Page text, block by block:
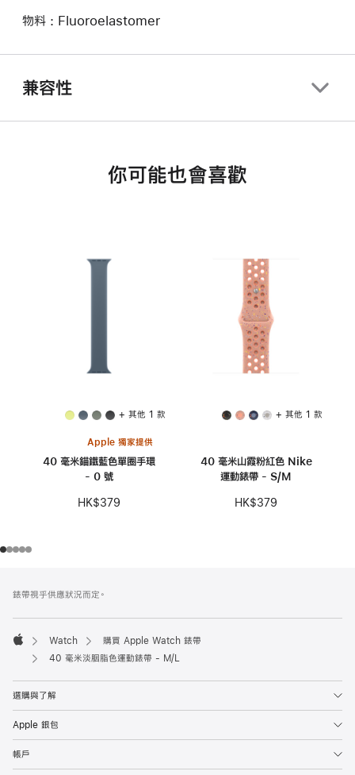
物料 : Fluoroelastomer
兼容性
你可能也會喜歡
+ 其他 1 款
Apple 獨家提供
40 毫米錨鐵藍色單圈手環
- 0 號
HK$379
+ 其他 1 款
40 毫米山霞粉紅色 Nike
運動錶帶 - S/M
HK$379
腳
腳
錶帶視乎供應狀況而定。
Apple
Watch
購買 Apple Watch 錶帶
40 毫米淡胭脂色運動錶帶 - M/L
選購與了解
Apple 銀包
帳戶